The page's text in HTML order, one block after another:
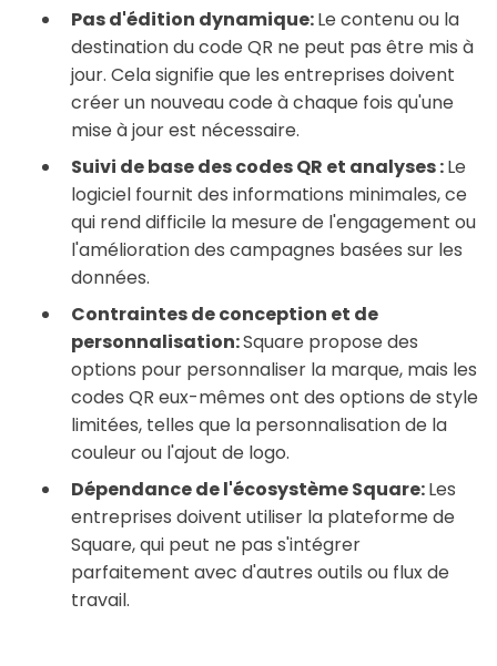
Pas d'édition dynamique:Le contenu ou la
destination du code QR ne peut pas être mis à
jour. Cela signifie que les entreprises doivent
créer un nouveau code à chaque fois qu'une
mise à jour est nécessaire.
Suivi de base des codes QR et analyses :Le
logiciel fournit des informations minimales, ce
qui rend difficile la mesure de l'engagement ou
l'amélioration des campagnes basées sur les
données.
Contraintes de conception et de
personnalisation:Square propose des
options pour personnaliser la marque, mais les
codes QR eux-mêmes ont des options de style
limitées, telles que la personnalisation de la
couleur ou l'ajout de logo.
Dépendance de l'écosystème Square:Les
entreprises doivent utiliser la plateforme de
Square, qui peut ne pas s'intégrer
parfaitement avec d'autres outils ou flux de
travail.